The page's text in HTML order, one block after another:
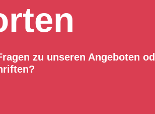
zu unseren Angeboten